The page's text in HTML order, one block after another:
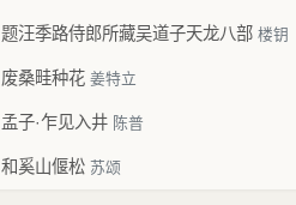
题汪季路侍郎所藏吴道子天龙八部 楼钥
废桑畦种花 姜特立
孟子·乍见入井 陈普
和奚山偃松 苏颂